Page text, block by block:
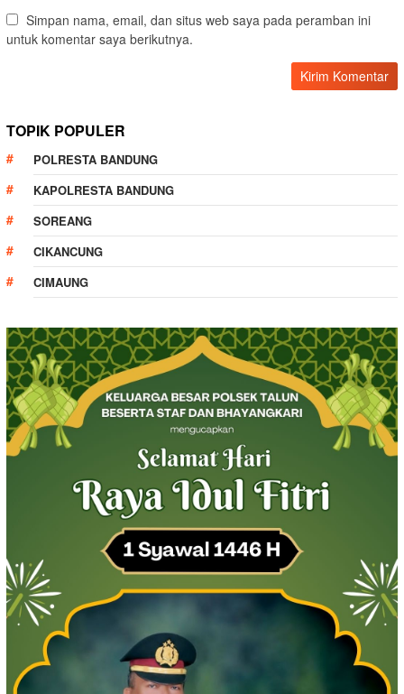
Simpan nama, email, dan situs web saya pada peramban ini
untuk komentar saya berikutnya.
TOPIK POPULER
POLRESTA BANDUNG
KAPOLRESTA BANDUNG
SOREANG
CIKANCUNG
CIMAUNG